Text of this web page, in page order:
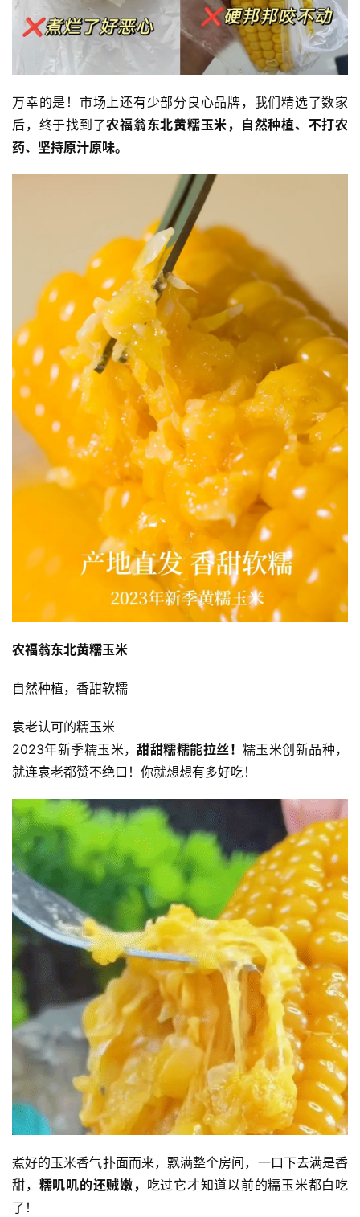
万幸的是！市场上还有少部分良心品牌，我们精选了数家
后，终于找到了农福翁东北黄糯玉米， 自然种植、不打农
药、坚持原汁原味。
农福翁东北黄糯玉米
自然种植，香甜软糯
袁老认可的糯玉米
2023年新季糯玉米，甜甜糯糯能拉丝！ 糯玉米创新品种，
就连袁老都赞不绝口！你就想想有多好吃！
煮好的玉米香气扑面而来，飘满整个房间，一口下去满是香
甜， 糯叽叽的还贼嫩， 吃过它才知道以前的糯玉米都白吃
了！